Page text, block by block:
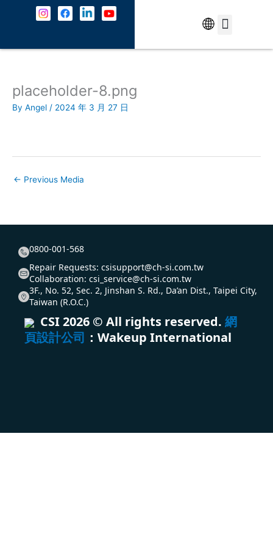
placeholder-8.png
By Angel / 2024 年 3 月 27 日
← Previous Media
0800-001-568
Repair Requests: csisupport@ch-si.com.tw
Collaboration: csi_service@ch-si.com.tw
3F., No. 52, Sec. 2, Jinshan S. Rd., Da’an Dist., Taipei City,
Taiwan (R.O.C.)
CSI2026 © All rights reserved. 網
頁設計公司 ：Wakeup International